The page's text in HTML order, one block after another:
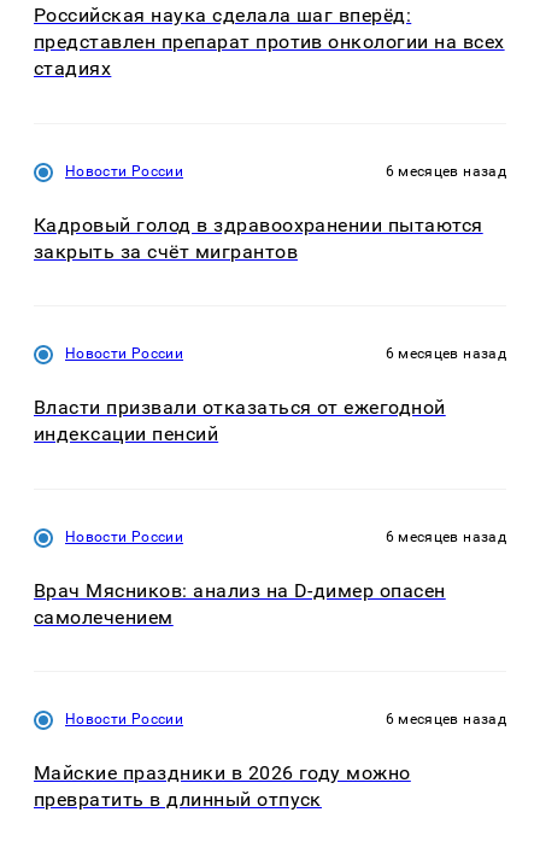
Российская наука сделала шаг вперёд:
представлен препарат против онкологии на всех
стадиях
Новости России 6 месяцев назад
Кадровый голод в здравоохранении пытаются
закрыть за счёт мигрантов
Новости России 6 месяцев назад
Власти призвали отказаться от ежегодной
индексации пенсий
Новости России 6 месяцев назад
Врач Мясников: анализ на D-димер опасен
самолечением
Новости России 6 месяцев назад
Майские праздники в 2026 году можно
превратить в длинный отпуск